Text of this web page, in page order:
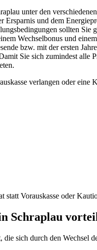
unter den
und dem
sollten
Wechselbonus und
bzw. mit der ersten
Sie sich zumindest
verlangen oder
statt Vorauskasse oder
Schraplau
sich durch den Wechsel